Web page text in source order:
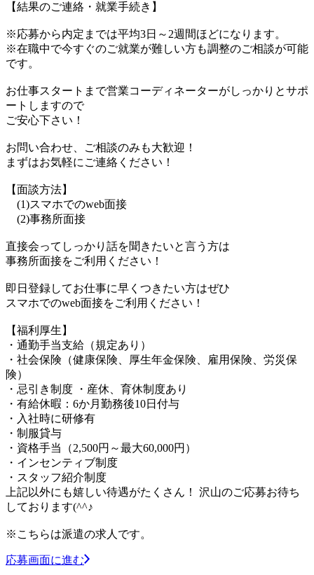
【結果のご連絡・就業手続き】
※応募から内定までは平均3日～2週間ほどになります。
※在職中で今すぐのご就業が難しい方も調整のご相談が可能
です。
お仕事スタートまで営業コーディネーターがしっかりとサポ
ートしますので
ご安心下さい！
お問い合わせ、ご相談のみも大歓迎！
まずはお気軽にご連絡ください！
【面談方法】
(1)スマホでのweb面接
(2)事務所面接
直接会ってしっかり話を聞きたいと言う方は
事務所面接をご利用ください！
即日登録してお仕事に早くつきたい方はぜひ
スマホでのweb面接をご利用ください！
【福利厚生】
・通勤手当支給（規定あり）
・社会保険（健康保険、厚生年金保険、雇用保険、労災保
険）
・忌引き制度 ・産休、育休制度あり
・有給休暇：6か月勤務後10日付与
・入社時に研修有
・制服貸与
・資格手当（2,500円～最大60,000円）
・インセンティブ制度
・スタッフ紹介制度
上記以外にも嬉しい待遇がたくさん！ 沢山のご応募お待ち
しております(^^♪
※こちらは派遣の求人です。
応募画面に進む